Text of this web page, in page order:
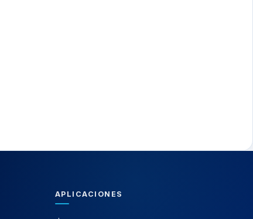
APLICACIONES